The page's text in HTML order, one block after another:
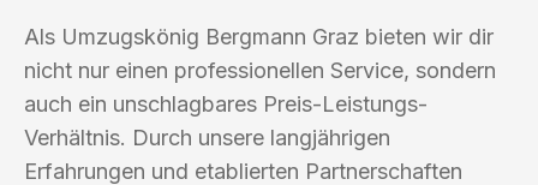
Als Umzugskönig Bergmann Graz bieten wir dir
nicht nur einen professionellen Service, sondern
auch ein unschlagbares Preis-Leistungs-
Verhältnis. Durch unsere langjährigen
Erfahrungen und etablierten Partnerschaften